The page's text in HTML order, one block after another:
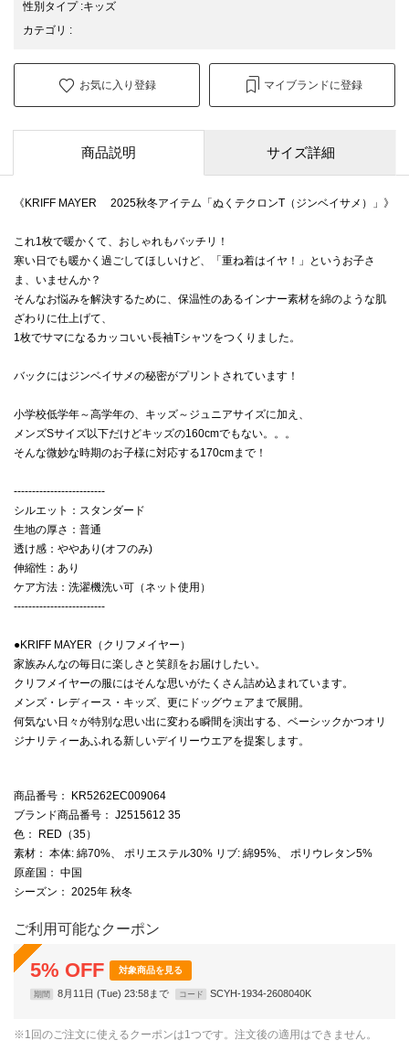
性別タイプ:キッズ
カテゴリ :
お気に入り登録 マイブランドに登録
商品説明 サイズ詳細
《KRIFF MAYER 2025秋冬アイテム「ぬくテクロンT（ジンベイサメ）」》
これ1枚で暖かくて、おしゃれもバッチリ！
寒い日でも暖かく過ごしてほしいけど、「重ね着はイヤ！」というお子さ
ま、いませんか？
そんなお悩みを解決するために、保温性のあるインナー素材を綿のような肌
ざわりに仕上げて、
1枚でサマになるカッコいい長袖Tシャツをつくりました。
バックにはジンベイサメの秘密がプリントされています！
小学校低学年～高学年の、キッズ～ジュニアサイズに加え、
メンズSサイズ以下だけどキッズの160cmでもない。。。
そんな微妙な時期のお子様に対応する170cmまで！
-------------------------
シルエット：スタンダード
生地の厚さ：普通
透け感：ややあり(オフのみ)
伸縮性：あり
ケア方法：洗濯機洗い可（ネット使用）
-------------------------
●KRIFF MAYER（クリフメイヤー）
家族みんなの毎日に楽しさと笑顔をお届けしたい。
クリフメイヤーの服にはそんな思いがたくさん詰め込まれています。
メンズ・レディース・キッズ、更にドッグウェアまで展開。
何気ない日々が特別な思い出に変わる瞬間を演出する、ベーシックかつオリ
ジナリティーあふれる新しいデイリーウエアを提案します。
商品番号 ： KR5262EC009064
ブランド商品番号 ： J2515612 35
色 ： RED（35）
素材 ： 本体: 綿70%、 ポリエステル30% リブ: 綿95%、 ポリウレタン5%
原産国 ： 中国
シーズン ： 2025年 秋冬
ご利用可能なクーポン
5% OFF 対象商品を見る
期間 8月11日 (Tue) 23:58まで コード SCYH-1934-2608040K
※1回のご注文に使えるクーポンは1つです。注文後の適用はできません。